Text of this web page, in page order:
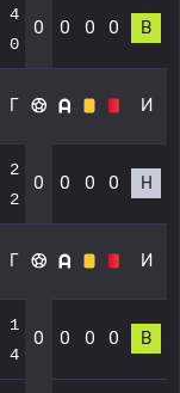
4
0
0 0 0 0 В
Г И
2
2
0 0 0 0 Н
Г И
1
4
0 0 0 0 В